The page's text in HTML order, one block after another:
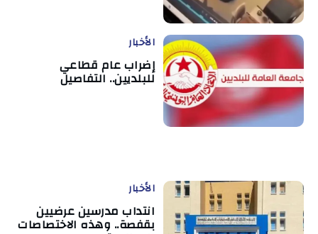
الأخبار
إضراب عام قطاعي
للبلديين.. التفاصيل
الأخبار
انتداب مدرسين عرضيين
بقفصة.. وهذه الاختصاصات